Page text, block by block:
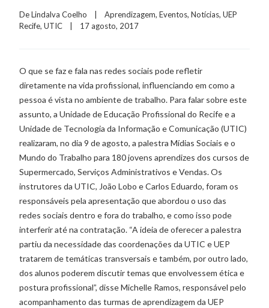
De Lindalva Coelho
    |
Aprendizagem, Eventos, Notícias, UEP
Recife, UTIC
    |    17 agosto, 2017
O que se faz e fala nas redes sociais pode refletir
diretamente na vida profissional, influenciando em como a
pessoa é vista no ambiente de trabalho. Para falar sobre este
assunto, a Unidade de Educação Profissional do Recife e a
Unidade de Tecnologia da Informação e Comunicação (UTIC)
realizaram, no dia 9 de agosto, a palestra Mídias Sociais e o
Mundo do Trabalho para 180 jovens aprendizes dos cursos de
Supermercado, Serviços Administrativos e Vendas. Os
instrutores da UTIC, João Lobo e Carlos Eduardo, foram os
responsáveis pela apresentação que abordou o uso das
redes sociais dentro e fora do trabalho, e como isso pode
interferir até na contratação. “A ideia de oferecer a palestra
partiu da necessidade das coordenações da UTIC e UEP
tratarem de temáticas transversais e também, por outro lado,
dos alunos poderem discutir temas que envolvessem ética e
postura profissional”, disse Michelle Ramos, responsável pelo
acompanhamento das turmas de aprendizagem da UEP